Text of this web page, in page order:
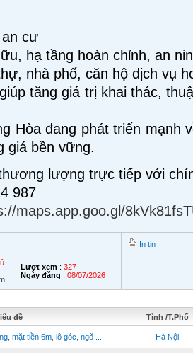
cư
hạ tầng hoàn chỉnh, an
nhà phố, căn hộ dịch vụ
tăng giá trị khai thác,
Hòa đang phát triển mạnh
giá bền vững.
lượng trực tiếp với
987
maps.app.goo.gl/
Lượt xem : 327
Ngày đăng : 08/07/2026
In tin
đề Tỉnh /T.Phố
mặt tiền 6m, lô góc, ngõ ... Hà Nội